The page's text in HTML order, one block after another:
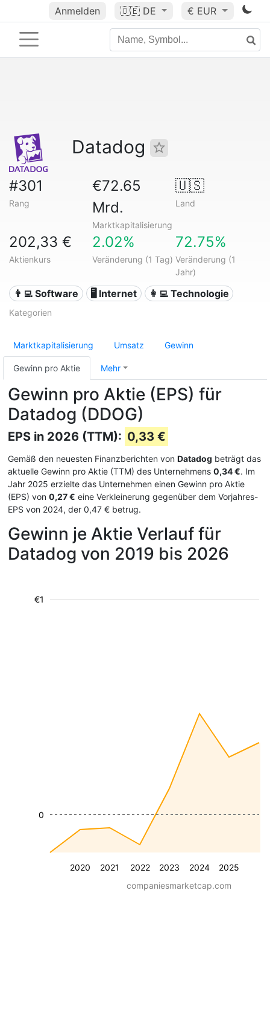
Anmelden 🇩🇪 DE € EUR
Datadog
#301
Rang
€72.65
Mrd.
Marktkapitalisierung
🇺🇸
Land
202,33 €
Aktienkurs
2.02%
Veränderung (1 Tag)
72.75%
Veränderung (1
Jahr)
👨‍💻 Software 🖥️ Internet 👩‍💻 Technologie
Kategorien
Marktkapitalisierung Umsatz Gewinn
Gewinn pro Aktie Mehr
Gewinn pro Aktie (EPS) für
Datadog (DDOG)
EPS in 2026 (TTM): 0,33 €
Gemäß den neuesten Finanzberichten von Datadog beträgt das
aktuelle Gewinn pro Aktie (TTM) des Unternehmens 0,34 €. Im
Jahr 2025 erzielte das Unternehmen einen Gewinn pro Aktie
(EPS) von 0,27 € eine Verkleinerung gegenüber dem Vorjahres-
EPS von 2024, der 0,47 € betrug.
Gewinn je Aktie Verlauf für
Datadog von 2019 bis 2026
2020 2021 2022 2023 2024 2025
€1
0
companiesmarketcap.com